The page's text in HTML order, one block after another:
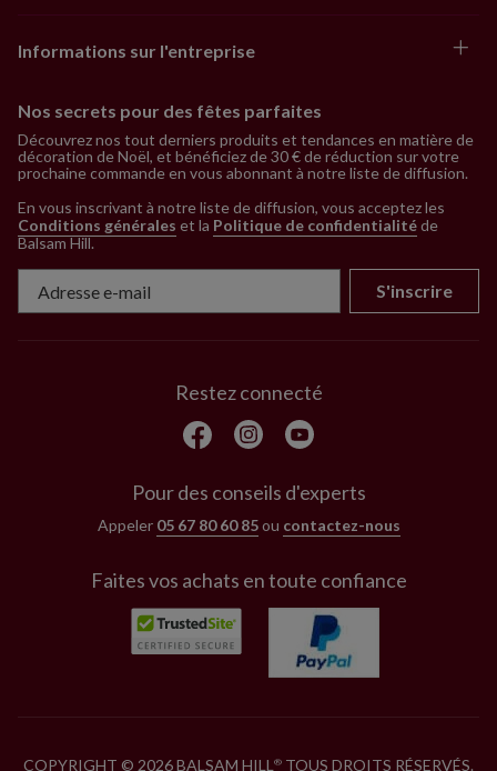
Informations sur l'entreprise
Nos secrets pour des fêtes parfaites
Découvrez nos tout derniers produits et tendances en matière de
décoration de Noël, et bénéficiez de 30 € de réduction sur votre
prochaine commande en vous abonnant à notre liste de diffusion.
En vous inscrivant à notre liste de diffusion, vous acceptez les
Conditions générales et la Politique de confidentialitéde
Balsam Hill.
S'inscrire
Restez connecté
Pour des conseils d'experts
Appeler 05 67 80 60 85ou contactez-nous
Faites vos achats en toute confiance
COPYRIGHT © 2026 BALSAM HILL® TOUS DROITS RÉSERVÉS.